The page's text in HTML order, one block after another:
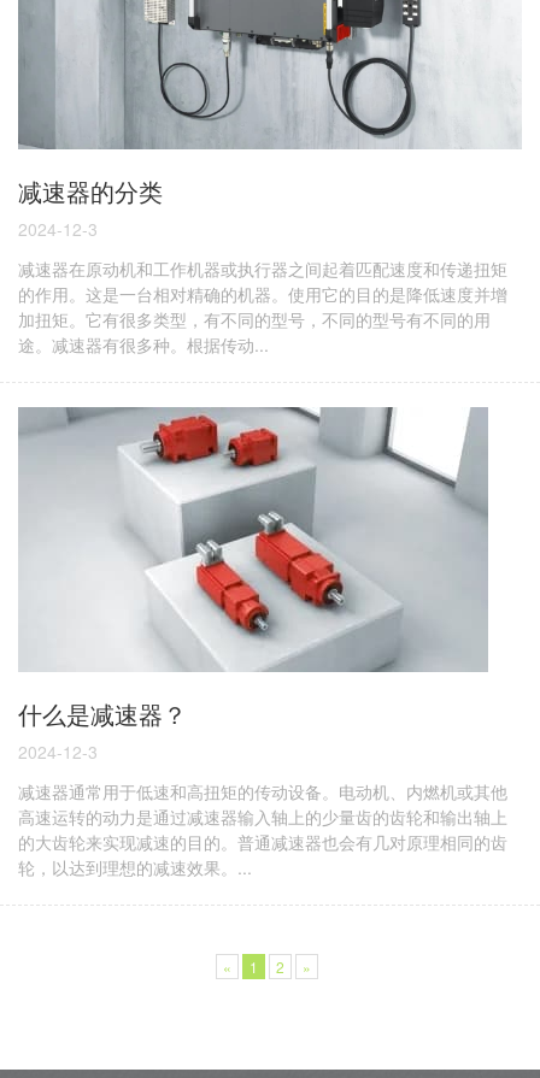
减速器的分类
2024-12-3
减速器在原动机和工作机器或执行器之间起着匹配速度和传递扭矩
的作用。这是一台相对精确的机器。使用它的目的是降低速度并增
加扭矩。它有很多类型，有不同的型号，不同的型号有不同的用
途。减速器有很多种。根据传动...
什么是减速器？
2024-12-3
减速器通常用于低速和高扭矩的传动设备。电动机、内燃机或其他
高速运转的动力是通过减速器输入轴上的少量齿的齿轮和输出轴上
的大齿轮来实现减速的目的。普通减速器也会有几对原理相同的齿
轮，以达到理想的减速效果。...
« 1 2 »